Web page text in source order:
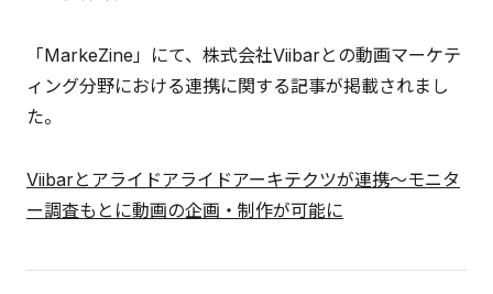
「MarkeZine」にて、株式会社Viibarとの動画マーケテ
ィング分野における連携に関する記事が掲載されまし
た。
Viibarとアライドアライドアーキテクツが連携～モニタ
ー調査もとに動画の企画・制作が可能に